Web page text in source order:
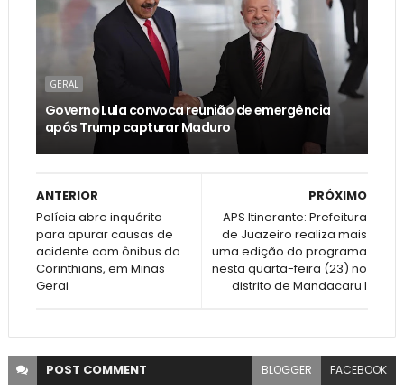
GERAL
Governo Lula convoca reunião de emergência
após Trump capturar Maduro
PRÓXIMO
APS Itinerante: Prefeitura
de Juazeiro realiza mais
uma edição do programa
nesta quarta-feira (23) no
distrito de Mandacaru I
ANTERIOR
Polícia abre inquérito
para apurar causas de
acidente com ônibus do
Corinthians, em Minas
Gerai
POST COMMENT BLOGGER FACEBOOK